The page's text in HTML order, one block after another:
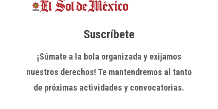
Suscríbete
¡Súmate a la bola organizada y exijamos
nuestros derechos! Te mantendremos al tanto
de próximas actividades y convocatorias.